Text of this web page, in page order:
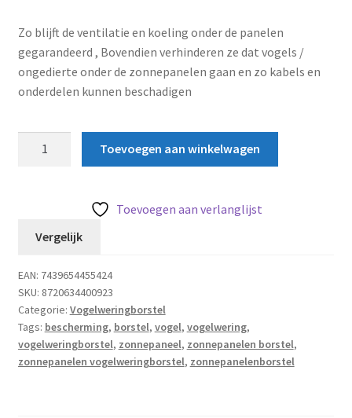
Zo blijft de ventilatie en koeling onder de panelen
gegarandeerd , Bovendien verhinderen ze dat vogels /
ongedierte onder de zonnepanelen gaan en zo kabels en
onderdelen kunnen beschadigen
solarborstel
4.10
Mtr
lang
Ø
Toevoegen aan winkelwagen
Toevoegen aan verlanglijst
Vergelijk
EAN: 7439654455424
SKU: 8720634400923
Categorie: Vogelweringborstel
Tags: bescherming, borstel, vogel, vogelwering,
vogelweringborstel, zonnepaneel, zonnepanelen borstel,
zonnepanelen vogelweringborstel, zonnepanelenborstel